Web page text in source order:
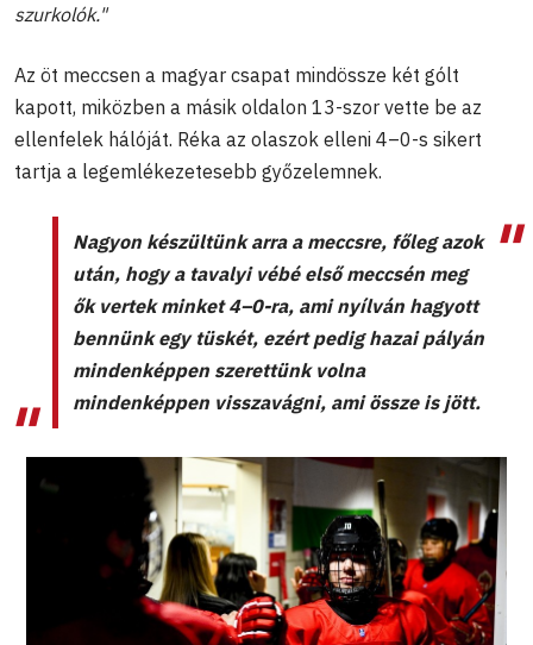
szurkolók."
Az öt meccsen a magyar csapat mindössze két gólt
kapott, miközben a másik oldalon 13-szor vette be az
ellenfelek hálóját. Réka az olaszok elleni 4–0-s sikert
tartja a legemlékezetesebb győzelemnek.
Nagyon készültünk arra a meccsre, főleg azok
után, hogy a tavalyi vébé első meccsén meg
ők vertek minket 4–0-ra, ami nyílván hagyott
bennünk egy tüskét, ezért pedig hazai pályán
mindenképpen szerettünk volna
mindenképpen visszavágni, ami össze is jött.